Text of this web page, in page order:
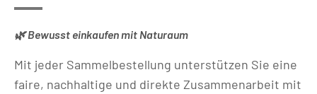
🌿 Bewusst einkaufen mit Naturaum
Mit jeder Sammelbestellung unterstützen Sie eine
faire, nachhaltige und direkte Zusammenarbeit mit